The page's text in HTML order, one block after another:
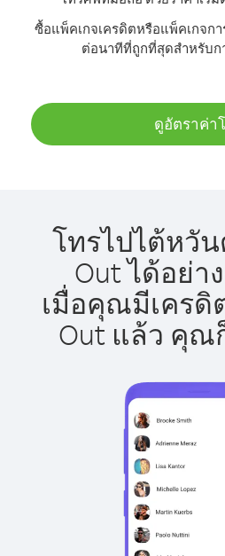
ซื้อแพ็คเกจเครดิตหรือแพ็คเกจก
ต่อนาทีที่ถูกที่สุดสำหรับก
ดูอัตราค่า
โทรไปไต้หวั
Out ได้อย่า
เมื่อคุณมีเครดิ
Out แล้ว คุณ